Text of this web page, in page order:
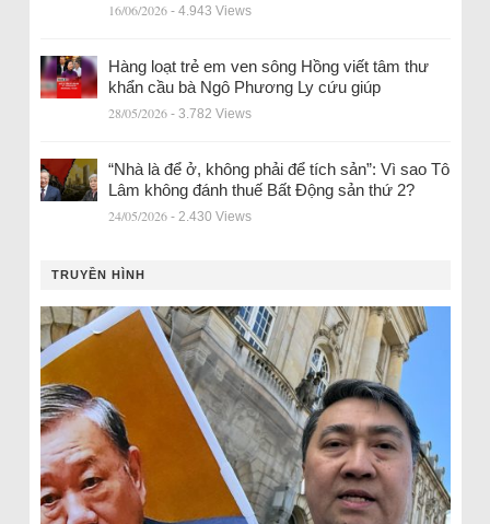
16/06/2026 - 4.943 Views
Hàng loạt trẻ em ven sông Hồng viết tâm thư
khẩn cầu bà Ngô Phương Ly cứu giúp
28/05/2026 - 3.782 Views
“Nhà là để ở, không phải để tích sản”: Vì sao Tô
Lâm không đánh thuế Bất Động sản thứ 2?
24/05/2026 - 2.430 Views
TRUYỀN HÌNH